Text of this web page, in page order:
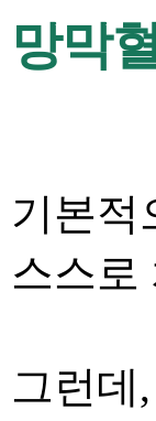
망막
기본적
스스로
그런데,